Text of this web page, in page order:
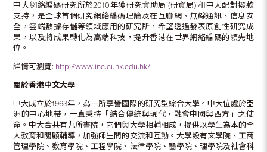
中大網絡編碼研究所於2010年獲研究資助局 (研資局) 和中大配對撥款
支持，是全球首個研究網絡編碼理論及在互聯網、無線通訊、信息安
全，雲端數據存儲等領域應用的研究所，希望透過發表原創性研究成
果，以及將成果轉化為高端科技，提升香港在世界網絡編碼的領先地
位。
詳情可瀏覽: http://www.inc.cuhk.edu.hk/
關於香港中文大學
中大成立於1963年，為一所享譽國際的研究型綜合大學。中大位處於亞
洲的中心地帶，一直秉持「結合傳統與現代，融會中國與西方」之使
命。中大合共有九所書院，它們與大學相輔相成，提供以學生為本的全
人教育和關顧輔導，加強師生間的交流和互動。大學設有文學院、工商
管理學院、教育學院、工程學院、法律學院、醫學院、理學院及社會科